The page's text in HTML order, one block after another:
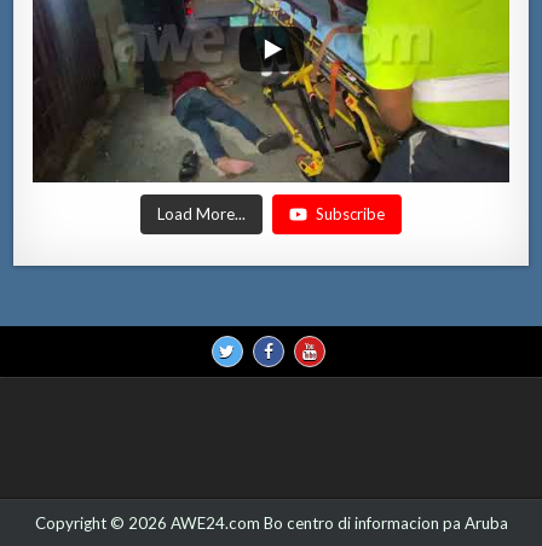
Load More... Subscribe
Copyright © 2026 AWE24.com Bo centro di informacion pa Aruba